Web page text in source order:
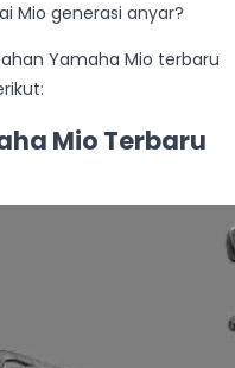
Mio generasi anyar?
Yamaha Mio terbaru
Mio Terbaru